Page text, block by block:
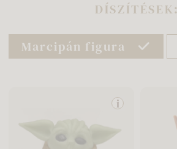
DÍSZÍTÉSEK:
Marcipán figura
i